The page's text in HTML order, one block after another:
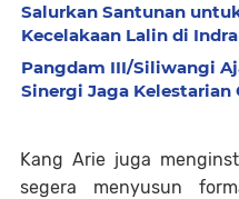
Salurkan Santunan
Kecelakaan Lalin di
Pangdam III/Siliwangi
Sinergi Jaga Kelestarian
Kang Arie juga
segera menyusun